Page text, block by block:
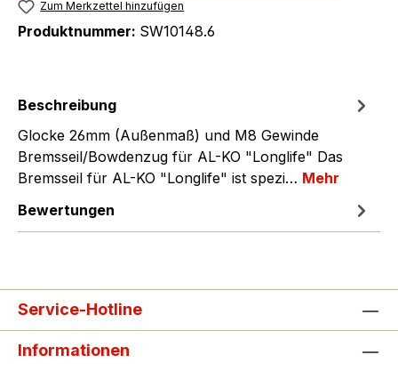
Zum Merkzettel hinzufügen
Produktnummer: SW10148.6
Beschreibung
Glocke 26mm (Außenmaß) und M8 Gewinde
Bremsseil/Bowdenzug für AL-KO "Longlife" Das
Bremsseil für AL-KO "Longlife" ist spezi… Mehr
Bewertungen
Service-Hotline
Informationen